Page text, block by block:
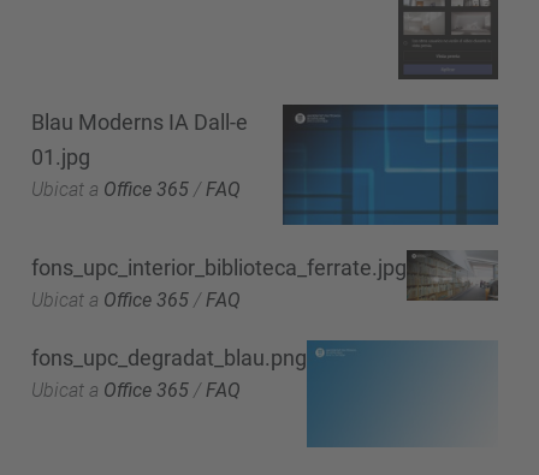
Blau Moderns IA Dall-e
01.jpg
Ubicat a Office 365 / FAQ
fons_upc_interior_biblioteca_ferrate.jpg
Ubicat a Office 365 / FAQ
fons_upc_degradat_blau.png
Ubicat a Office 365 /FAQ